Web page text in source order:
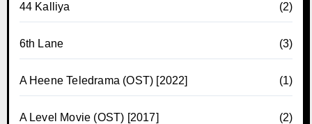
44 Kalliya (2)
6th Lane (3)
A Heene Teledrama (OST) [2022] (1)
A Level Movie (OST) [2017] (2)